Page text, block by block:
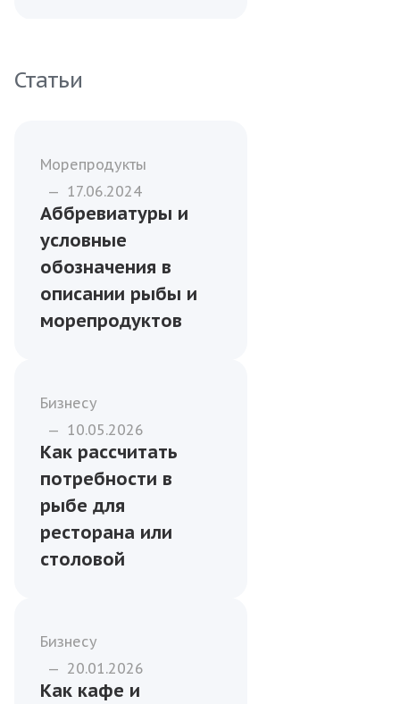
Статьи
Морепродукты
— 17.06.2024
Аббревиатуры и
условные
обозначения в
описании рыбы и
морепродуктов
Бизнесу
— 10.05.2026
Как рассчитать
потребности в
рыбе для
ресторана или
столовой
Бизнесу
— 20.01.2026
Как кафе и